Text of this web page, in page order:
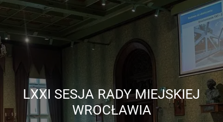
LXXI SESJA RADY MIEJSKIEJ
WROCŁAWIA